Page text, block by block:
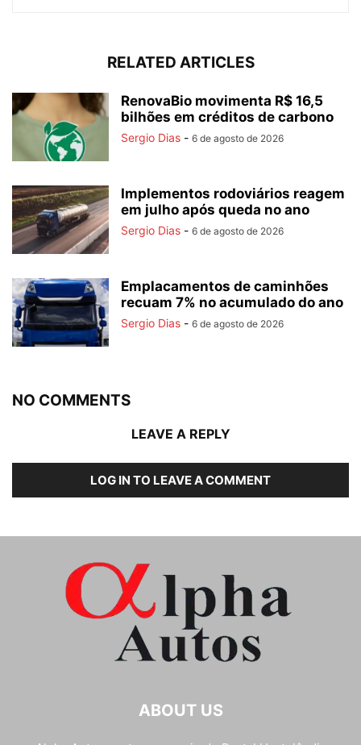
RELATED ARTICLES
RenovaBio movimenta R$ 16,5
bilhões em créditos de carbono
Sergio Dias - 6 de agosto de 2026
Implementos rodoviários reagem
em julho após queda no ano
Sergio Dias - 6 de agosto de 2026
Emplacamentos de caminhões
recuam 7% no acumulado do ano
Sergio Dias - 6 de agosto de 2026
NO COMMENTS
LEAVE A REPLY
LOG IN TO LEAVE A COMMENT
ABOUT US